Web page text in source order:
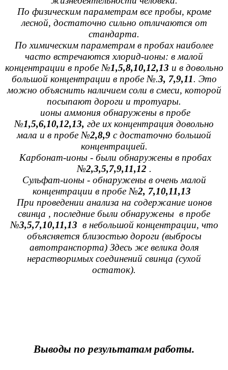
По физическим параметрам все пробы, кроме
лесной, достаточно сильно отличаются от
стандарта.
По химическим параметрам в пробах наиболее
часто встречаются хлорид-ионы: в малой
концентрации в пробе №1,5,8,10,12,13 и в довольно
большой концентрации в пробе №.3, 7,9,11. Это
можно объяснить наличием соли в смеси, которой
посыпают дороги и тротуары.
ионы аммония обнаружены в пробе
№1,5,6,10,12,13, где их концентрация довольно
мала и в пробе №2,8,9 с достаточно большой
концентрацией.
Карбонат-ионы - были обнаружены в пробах
№2,3,5,7,9,11,12 .
Сульфат-ионы - обнаружены в очень малой
концентрации в пробе №2, 7,10,11,13
При проведении анализа на содержание ионов
свинца , последние были обнаружены в пробе
№3,5,7,10,11,13 в небольшой концентрации, что
объясняется близостью дороги (выбросы
автотранспорта) Здесь же велика доля
нерастворимых соединений свинца (сухой
остаток).
Выводы по результатам работы.